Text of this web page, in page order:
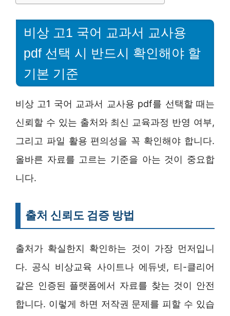
비상 고1 국어 교과서 교사용
pdf 선택 시 반드시 확인해야 할
기본 기준
비상 고1 국어 교과서 교사용 pdf를 선택할 때는
신뢰할 수 있는 출처와 최신 교육과정 반영 여부,
그리고 파일 활용 편의성을 꼭 확인해야 합니다.
올바른 자료를 고르는 기준을 아는 것이 중요합
니다.
출처 신뢰도 검증 방법
출처가 확실한지 확인하는 것이 가장 먼저입니
다. 공식 비상교육 사이트나 에듀넷, 티-클리어
같은 인증된 플랫폼에서 자료를 찾는 것이 안전
합니다. 이렇게 하면 저작권 문제를 피할 수 있습